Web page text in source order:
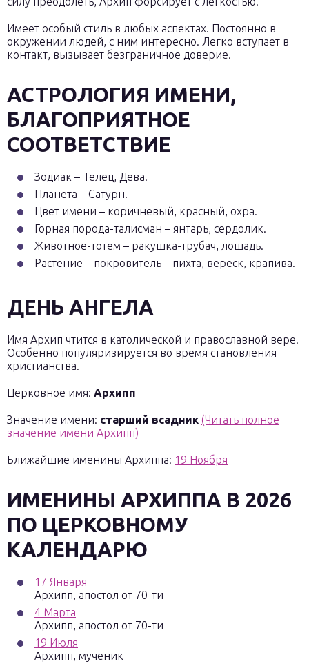
Имеет особый стиль в любых аспектах. Постоянно в
окружении людей, с ним интересно. Легко вступает в
контакт, вызывает безграничное доверие.
АСТРОЛОГИЯ ИМЕНИ,
БЛАГОПРИЯТНОЕ
СООТВЕТСТВИЕ
Зодиак – Телец, Дева.
Планета – Сатурн.
Цвет имени – коричневый, красный, охра.
Горная порода-талисман – янтарь, сердолик.
Животное-тотем – ракушка-трубач, лошадь.
Растение – покровитель – пихта, вереск, крапива.
ДЕНЬ АНГЕЛА
Имя Архип чтится в католической и православной вере.
Особенно популяризируется во время становления
христианства.
Церковное имя: Архипп
Значение имени: старший всадник (Читать полное
значение имени Архипп)
Ближайшие именины Архиппа: 19 Ноября
ИМЕНИНЫ АРХИППА В 2026
ПО ЦЕРКОВНОМУ
КАЛЕНДАРЮ
17 Января
Архипп, апостол от 70-ти
4 Марта
Архипп, апостол от 70-ти
19 Июля
Архипп, мученик